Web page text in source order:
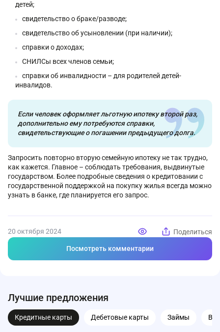
детей;
свидетельство о браке/разводе;
свидетельство об усыновлении (при наличии);
справки о доходах;
СНИЛСы всех членов семьи;
справки об инвалидности – для родителей детей-
инвалидов.
Если человек оформляет льготную ипотеку второй раз,
дополнительно ему потребуются справки,
свидетельствующие о погашении предыдущего долга.
Запросить повторно вторую семейную ипотеку не так трудно,
как кажется. Главное – соблюдать требования, выдвинутые
государством. Более подробные сведения о кредитовании с
государственной поддержкой на покупку жилья всегда можно
узнать в банке, где планируется его запрос.
20 октября 2024 Поделиться
Посмотреть комментарии
Лучшие предложения
Кредитные карты Дебетовые карты Займы